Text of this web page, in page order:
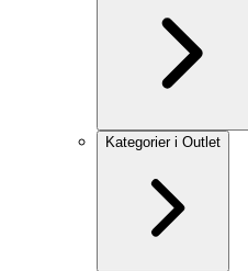
Kategorier i Outlet